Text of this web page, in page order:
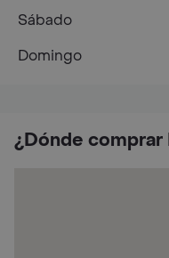
¿Dónde comprar
Sábado
Domingo